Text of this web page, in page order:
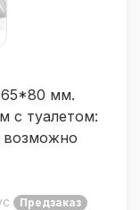
мм.
с туалетом:
возможно
Предзаказ